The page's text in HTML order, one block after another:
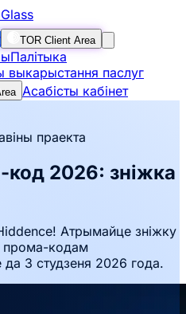
TOR Client Area
Палітыка
выкарыстання паслуг
Асабісты кабінет
праекта
код 2026: зніжка
Атрымайце зніжку
прома-кодам
да 3 студзеня 2026 года.